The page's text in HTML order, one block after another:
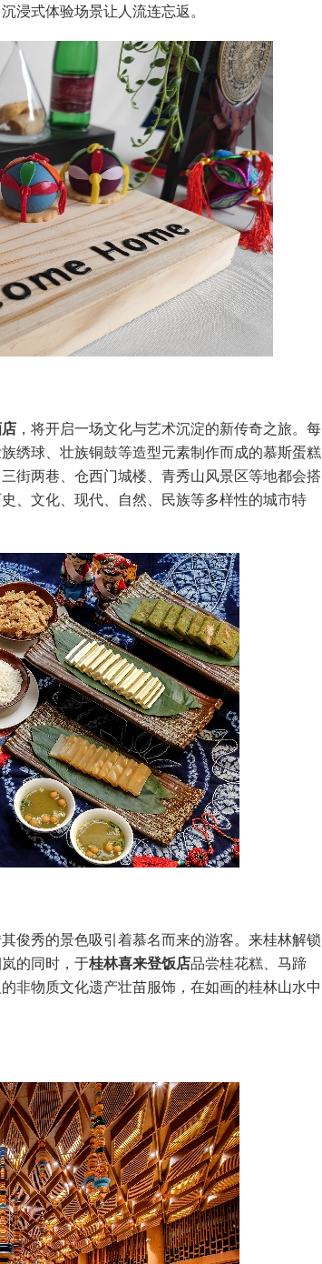
浸式体验场景让人流连忘返。
，将开启一场文化与艺术沉淀的新传奇之旅。每
绣球、壮族铜鼓等造型元素制作而成的慕斯蛋糕
街两巷、仓西门城楼、青秀山风景区等地都会搭
、文化、现代、自然、民族等多样性的城市特
俊秀的景色吸引着慕名而来的游客。来桂林解锁
的同时，于桂林喜来登饭店品尝桂花糕、马蹄
非物质文化遗产壮苗服饰，在如画的桂林山水中